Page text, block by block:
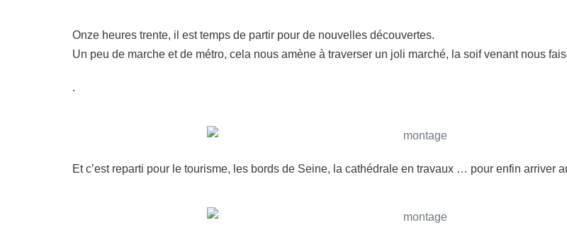
Onze heures trente, il est temps de partir pour de nouvelles découvertes.
Un peu de marche et de métro, cela nous amène à traverser un joli marché, la soif venant nous
.
Et c’est reparti pour le tourisme, les bords de Seine, la cathédrale en travaux … pour enfin arriver